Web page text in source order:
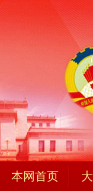
本网首页